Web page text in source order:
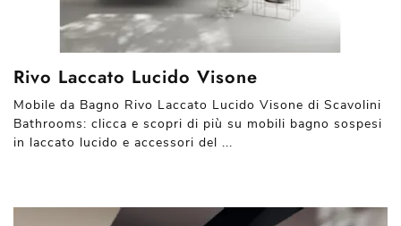
Rivo Laccato Lucido Visone
Mobile da Bagno Rivo Laccato Lucido Visone di Scavolini
Bathrooms: clicca e scopri di più su mobili bagno sospesi
in laccato lucido e accessori del ...